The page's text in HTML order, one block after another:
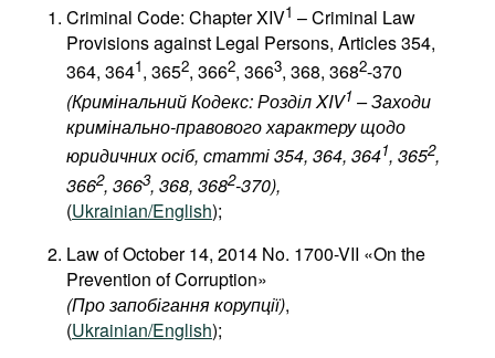
Criminal Code: Chapter XIV1 – Criminal Law
Provisions against Legal Persons, Articles 354,
364, 3641, 3652, 3662, 3663, 368, 3682-370
(Кримінальний Кодекс: Розділ XIV1 – Заходи
кримінально-правового характеру щодо
юридичних осіб, статті 354, 364, 3641, 3652,
3662, 3663, 368, 3682-370),
(Ukrainian/English);
Law of October 14, 2014 No. 1700-VII «On the
Prevention of Corruption»
(Прозапобіганнякорупції),
(Ukrainian/English);